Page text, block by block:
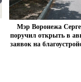
Мэр Воронежа
поручил открыть в
заявок на